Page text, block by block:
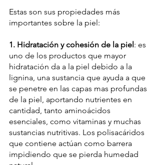
Estas son sus propiedades más
importantes sobre la piel:
1. Hidratación y cohesión de la piel: es
uno de los productos que mayor
hidratación da a la piel debido a la
lignina, una sustancia que ayuda a que
se penetre en las capas mas profundas
de la piel, aportando nutrientes en
cantidad, tanto aminoácidos
esenciales, como vitaminas y muchas
sustancias nutritivas. Los polisacáridos
que contiene actúan como barrera
impidiendo que se pierda humedad